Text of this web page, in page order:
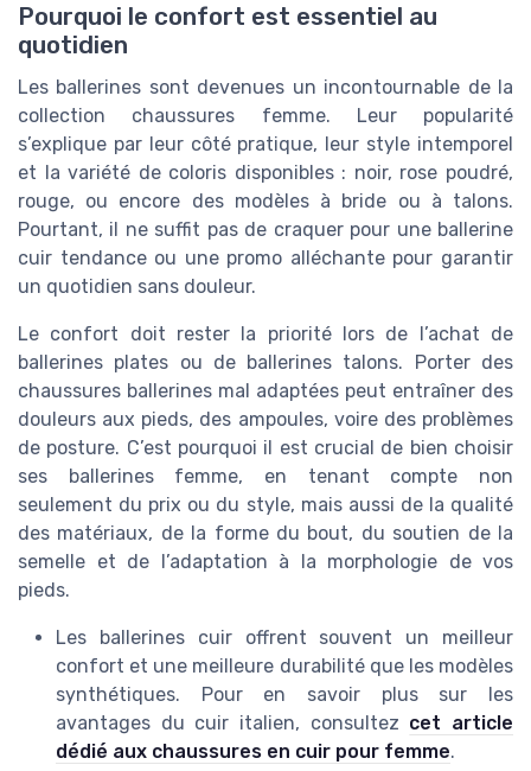
Pourquoi le confort est essentiel au
quotidien
Les ballerines sont devenues un incontournable de la
collection chaussures femme. Leur popularité
s’explique par leur côté pratique, leur style intemporel
et la variété de coloris disponibles : noir, rose poudré,
rouge, ou encore des modèles à bride ou à talons.
Pourtant, il ne suffit pas de craquer pour une ballerine
cuir tendance ou une promo alléchante pour garantir
un quotidien sans douleur.
Le confort doit rester la priorité lors de l’achat de
ballerines plates ou de ballerines talons. Porter des
chaussures ballerines mal adaptées peut entraîner des
douleurs aux pieds, des ampoules, voire des problèmes
de posture. C’est pourquoi il est crucial de bien choisir
ses ballerines femme, en tenant compte non
seulement du prix ou du style, mais aussi de la qualité
des matériaux, de la forme du bout, du soutien de la
semelle et de l’adaptation à la morphologie de vos
pieds.
Les ballerines cuir offrent souvent un meilleur
confort et une meilleure durabilité que les modèles
synthétiques. Pour en savoir plus sur les
avantages du cuir italien, consultez cet article
dédié aux chaussures en cuir pour femme.